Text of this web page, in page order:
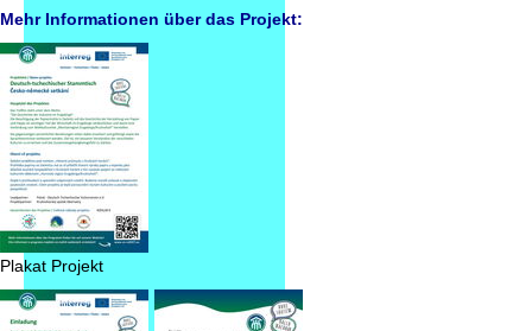
Mehr Informationen über das Projekt:
Plakat Projekt